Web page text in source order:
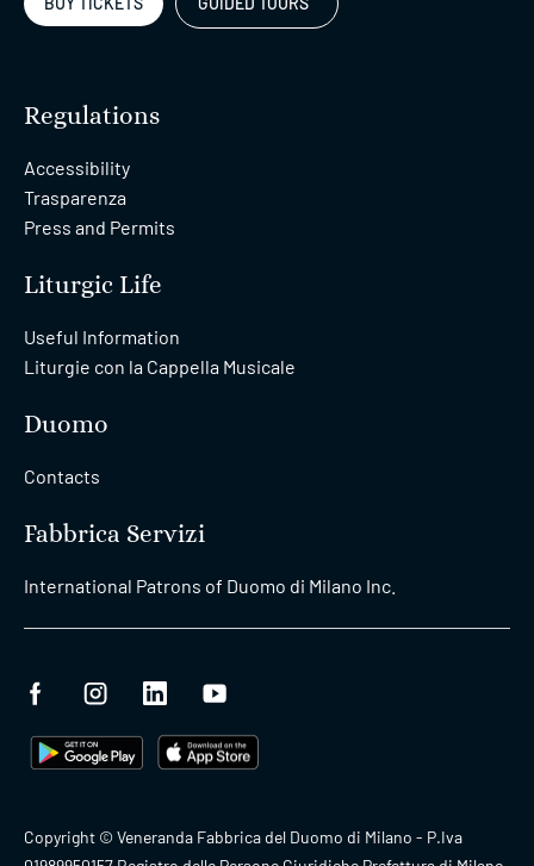
Regulations
Accessibility
Trasparenza
Press and Permits
Liturgic Life
Useful Information
Liturgie con la Cappella Musicale
Duomo
Contacts
Fabbrica Servizi
International Patrons of Duomo di Milano Inc.
Copyright © Veneranda Fabbrica del Duomo di Milano - P.Iva